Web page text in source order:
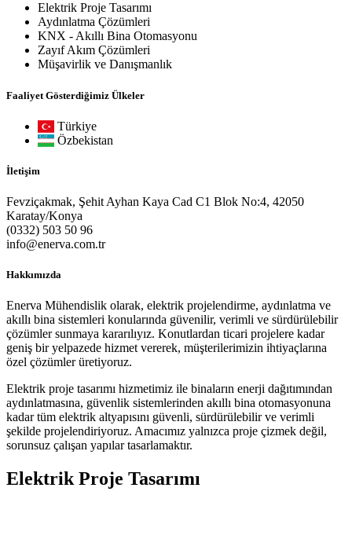
Elektrik Proje Tasarımı
Aydınlatma Çözümleri
KNX - Akıllı Bina Otomasyonu
Zayıf Akım Çözümleri
Müşavirlik ve Danışmanlık
Faaliyet Gösterdiğimiz Ülkeler
Türkiye
Özbekistan
İletişim
Fevziçakmak, Şehit Ayhan Kaya Cad C1 Blok No:4, 42050
Karatay/Konya
(0332) 503 50 96
info@enerva.com.tr
Hakkımızda
Enerva Mühendislik olarak, elektrik projelendirme, aydınlatma ve
akıllı bina sistemleri konularında güvenilir, verimli ve sürdürülebilir
çözümler sunmaya kararılıyız. Konutlardan ticari projelere kadar
geniş bir yelpazede hizmet vererek, müşterilerimizin ihtiyaçlarına
özel çözümler üretiyoruz.
Elektrik proje tasarımı hizmetimiz ile binaların enerji dağıtımından
aydınlatmasına, güvenlik sistemlerinden akıllı bina otomasyonuna
kadar tüm elektrik altyapısını güvenli, sürdürülebilir ve verimli
şekilde projelendiriyoruz. Amacımız yalnızca proje çizmek değil,
sorunsuz çalışan yapılar tasarlamaktır.
Elektrik Proje Tasarımı